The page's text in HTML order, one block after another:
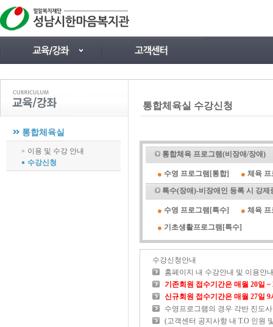
통합체육실
이용 및 수강 안내
수강신청
통합체육실 수강신청
통합체육 프로그램(비장애/장애)
수영 프로그램[통합]
체육
특수(장애)-비장애인 등록 시 강제
수영 프로그램[특수]
체육
기초생활프로그램[특수]
수강신청안내
홈페이지 내 수강안내 및 이용안
기존회원 접수기간은 매월 20일 ~
신규회원 접수기간은 매월 27일 9
수영프로그램의 경우 각반 진도
(고객센터 공지사항 내 T.O 인원